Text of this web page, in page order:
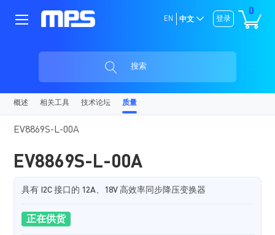
0
登录
EN 中文
搜索
概述 相关工具 技术论坛 质量
EV8869S-L-00A
EV8869S-L-00A
具有 I2C 接口的 12A、18V 高效率同步降压变换器
正在供货